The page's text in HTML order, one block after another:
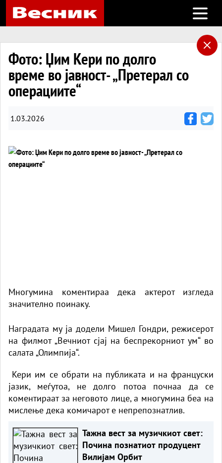
Open
Фото: Џим Кери по долго
време во јавност- „Претерал со
операциите“
1.03.2026
Многумина коментираа дека актерот изгледа
значително поинаку.
Наградата му ја додели Мишел Гондри, режисерот
на филмот „Вечниот сјај на беспрекорниот ум“ во
салата „Олимпија“.
Кери им се обрати на публиката и на француски
јазик, меѓутоа, не долго потоа почнаа да се
коментираат за неговото лице, а многумина беа на
мислење дека комичарот е непрепознатлив.
Тажна вест за музичкиот свет:
Почина познатиот продуцент
Вилијам Орбит